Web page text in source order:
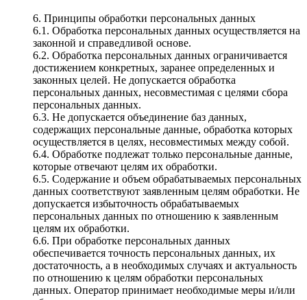
6. Принципы обработки персональных данных
6.1. Обработка персональных данных осуществляется на
законной и справедливой основе.
6.2. Обработка персональных данных ограничивается
достижением конкретных, заранее определенных и
законных целей. Не допускается обработка
персональных данных, несовместимая с целями сбора
персональных данных.
6.3. Не допускается объединение баз данных,
содержащих персональные данные, обработка которых
осуществляется в целях, несовместимых между собой.
6.4. Обработке подлежат только персональные данные,
которые отвечают целям их обработки.
6.5. Содержание и объем обрабатываемых персональных
данных соответствуют заявленным целям обработки. Не
допускается избыточность обрабатываемых
персональных данных по отношению к заявленным
целям их обработки.
6.6. При обработке персональных данных
обеспечивается точность персональных данных, их
достаточность, а в необходимых случаях и актуальность
по отношению к целям обработки персональных
данных. Оператор принимает необходимые меры и/или